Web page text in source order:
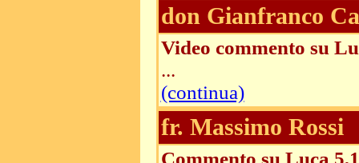
don Gianfranco
Video commento su
...
(continua)
fr. Massimo Rossi
Commento su Luca